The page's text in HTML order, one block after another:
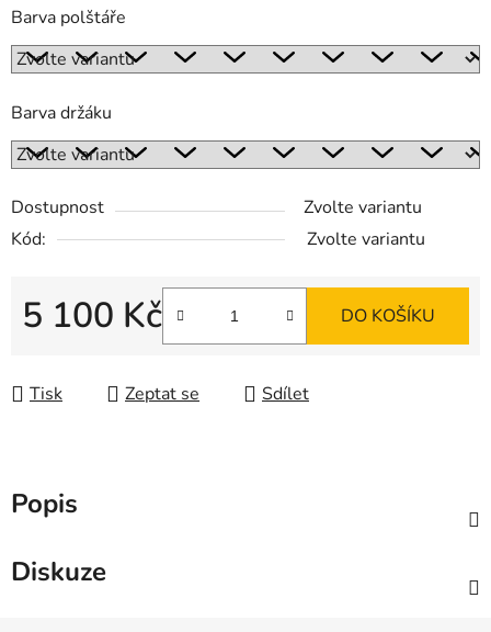
Barva polštáře
Barva držáku
Dostupnost
Zvolte variantu
Kód:
Zvolte variantu
5 100 Kč DO KOŠÍKU
Tisk Zeptat se Sdílet
Popis
Diskuze